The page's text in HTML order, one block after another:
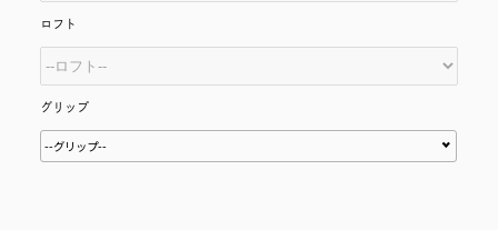
ロフト
グリップ
--グリップ--